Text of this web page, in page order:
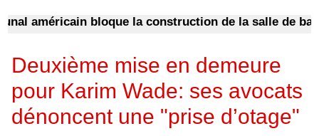
américain bloque la construction de la salle de bal de
Deuxième mise en demeure
pour Karim Wade: ses avocats
dénoncent une "prise d’otage"